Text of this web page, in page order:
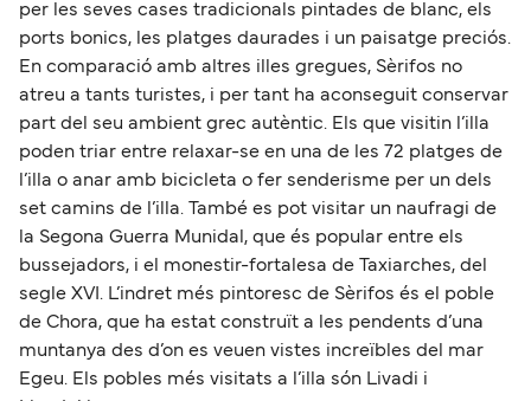
per les seves cases tradicionals pintades de blanc, els
ports bonics, les platges daurades i un paisatge preciós.
En comparació amb altres illes gregues, Sèrifos no
atreu a tants turistes, i per tant ha aconseguit conservar
part del seu ambient grec autèntic. Els que visitin l’illa
poden triar entre relaxar-se en una de les 72 platges de
l’illa o anar amb bicicleta o fer senderisme per un dels
set camins de l’illa. També es pot visitar un naufragi de
la Segona Guerra Munidal, que és popular entre els
bussejadors, i el monestir-fortalesa de Taxiarches, del
segle XVI. L’indret més pintoresc de Sèrifos és el poble
de Chora, que ha estat construït a les pendents d’una
muntanya des d’on es veuen vistes increïbles del mar
Egeu. Els pobles més visitats a l’illa són Livadi i